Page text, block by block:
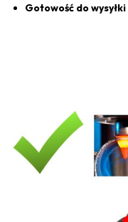
Gotowość do wysyłki